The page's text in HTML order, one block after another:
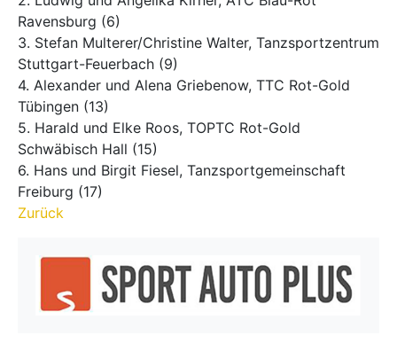
Ravensburg (6)
3. Stefan Multerer/Christine Walter, Tanzsportzentrum
Stuttgart-Feuerbach (9)
4. Alexander und Alena Griebenow, TTC Rot-Gold
Tübingen (13)
5. Harald und Elke Roos, TOPTC Rot-Gold
Schwäbisch Hall (15)
6. Hans und Birgit Fiesel, Tanzsportgemeinschaft
Freiburg (17)
Zurück